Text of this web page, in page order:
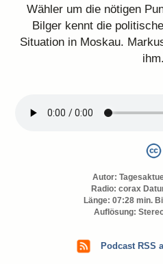
Wähler um die nötigen
Bilger kennt die
Situation in Moskau.
ihm.
Autor:
Radio: corax
Länge: 07:28 min.
Auflösung:
Podcast RSS